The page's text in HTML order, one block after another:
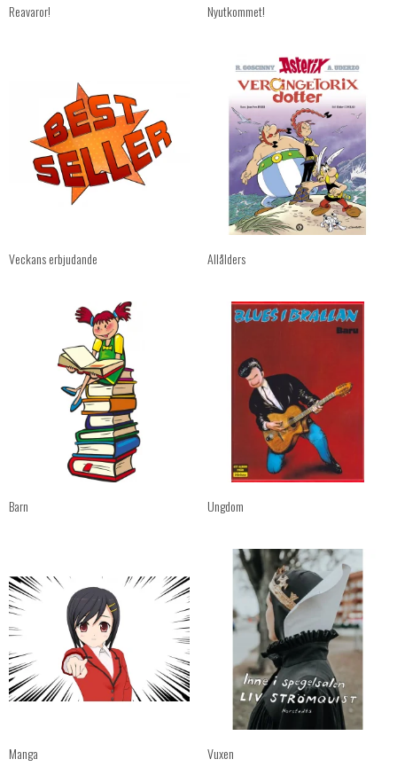
Reavaror! Nyutkommet!
Veckans erbjudande Allålders
Barn Ungdom
Manga Vuxen